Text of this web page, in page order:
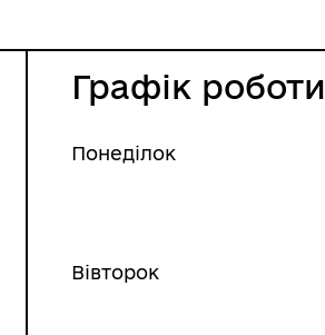
Графік роботи
Понеділок
Вівторок